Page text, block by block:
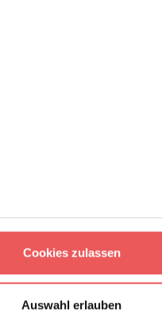
Cookies zulassen
Auswahl erlauben